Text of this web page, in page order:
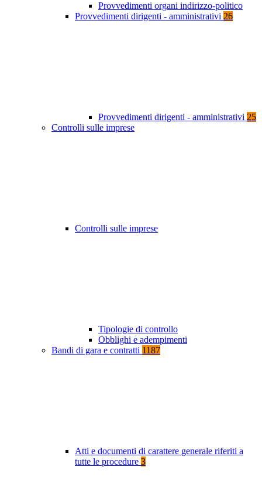
Provvedimenti organi indirizzo-politico
Provvedimenti dirigenti - amministrativi 26
Provvedimenti dirigenti - amministrativi 25
Controlli sulle imprese
Controlli sulle imprese
Tipologie di controllo
Obblighi e adempimenti
Bandi di gara e contratti 1187
Atti e documenti di carattere generale riferiti a
tutte le procedure 3